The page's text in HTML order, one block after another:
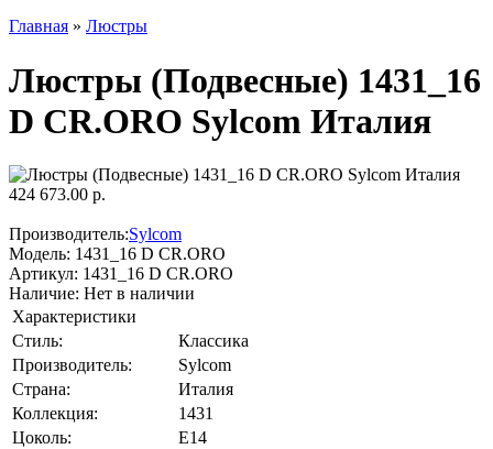
Главная » Люстры
Люстры (Подвесные) 1431_16
D CR.ORO Sylcom Италия
424 673.00 р.
Производитель:Sylcom
Модель: 1431_16 D CR.ORO
Артикул: 1431_16 D CR.ORO
Наличие: Нет в наличии
Характеристики
Стиль:
Классика
Производитель:
Sylcom
Страна:
Италия
Коллекция:
1431
Цоколь:
E14